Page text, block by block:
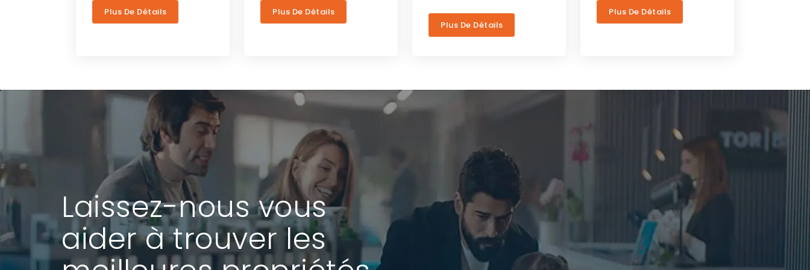
Plus De Détails Plus De Détails
Plus De Détails
Plus De Détails
Laissez-nous vous
aider à trouver les